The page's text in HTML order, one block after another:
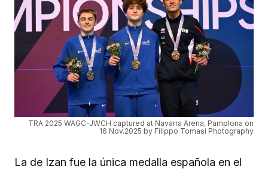
TRA 2025 WAGC-JWCH captured at Navarra Arena, Pamplona on
16.Nov.2025 by Filippo Tomasi Photography
La de Izan fue la única medalla española en el